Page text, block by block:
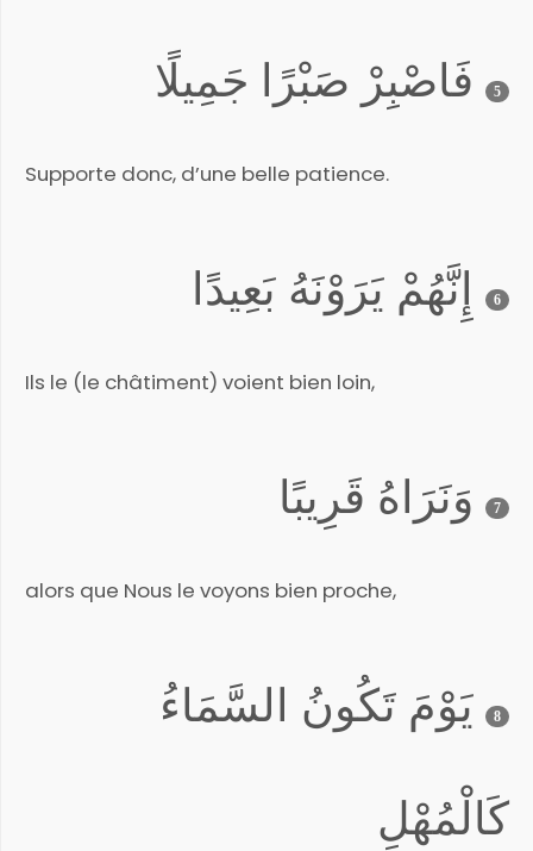
5 فَاصْبِرْ صَبْرًا جَمِيلًا
Supporte donc, d’une belle patience.
6 إِنَّهُمْ يَرَوْنَهُ بَعِيدًا
Ils le (le châtiment) voient bien loin,
7 وَنَرَاهُ قَرِيبًا
alors que Nous le voyons bien proche,
8 يَوْمَ تَكُونُ السَّمَاءُ
كَالْمُهْلِ